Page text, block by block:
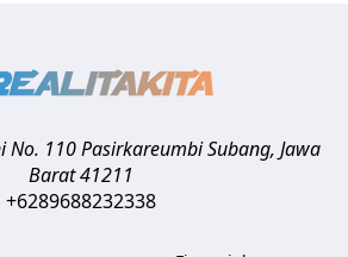
No. 110 Pasirkareumbi Subang, Jawa
Barat41211
+6289688232338